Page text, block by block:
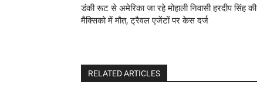
डंकी रूट से अमेरिका जा रहे मोहाली निवासी हरदीप सिंह की
मैक्सिको में मौत, ट्रैवल एजेंटों पर केस दर्ज
RELATED ARTICLES